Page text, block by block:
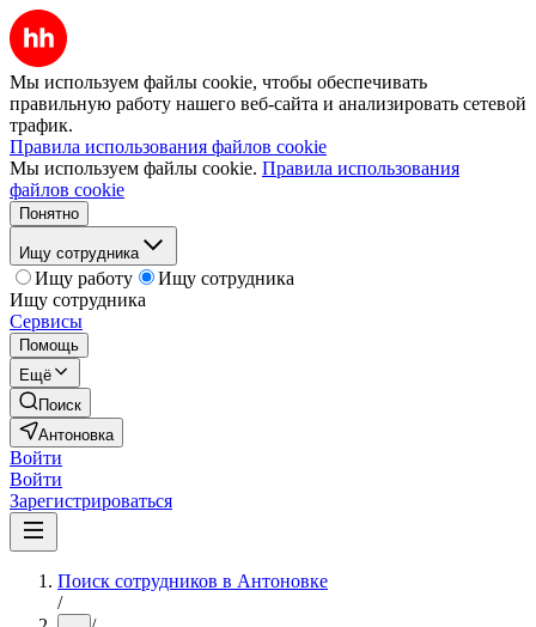
Мы используем файлы cookie, чтобы обеспечивать
правильную работу нашего веб-сайта и анализировать сетевой
трафик.
Правила использования файлов cookie
Мы используем файлы cookie. Правила использования
файлов cookie
Понятно
Ищу сотрудника
Ищу работу
Ищу сотрудника
Ищу сотрудника
Сервисы
Помощь
Ещё
Поиск
Антоновка
Войти
Войти
Зарегистрироваться
Поиск сотрудников в Антоновке
/